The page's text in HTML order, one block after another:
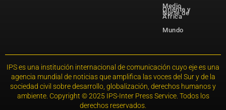
Medio
Oriente y
Norte de
África
Mundo
IPS es una institución internacional de comunicación cuyo eje es una
agencia mundial de noticias que amplifica las voces del Sur y de la
sociedad civil sobre desarrollo, globalización, derechos humanos y
ambiente. Copyright © 2025 IPS-Inter Press Service. Todos los
derechos reservados.